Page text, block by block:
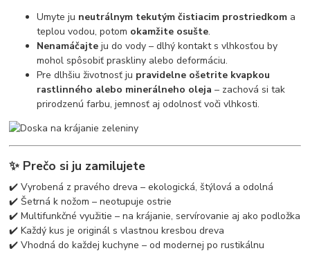
Umyte ju neutrálnym tekutým čistiacim prostriedkom a
teplou vodou, potom okamžite osušte.
Nenamáčajte ju do vody – dlhý kontakt s vlhkosťou by
mohol spôsobiť praskliny alebo deformáciu.
Pre dlhšiu životnosť ju pravidelne ošetrite kvapkou
rastlinného alebo minerálneho oleja – zachová si tak
prirodzenú farbu, jemnosť aj odolnosť voči vlhkosti.
✨ Prečo si ju zamilujete
✔️ Vyrobená z pravého dreva – ekologická, štýlová a odolná
✔️ Šetrná k nožom – neotupuje ostrie
✔️ Multifunkčné využitie – na krájanie, servírovanie aj ako podložka
✔️ Každý kus je originál s vlastnou kresbou dreva
✔️ Vhodná do každej kuchyne – od modernej po rustikálnu